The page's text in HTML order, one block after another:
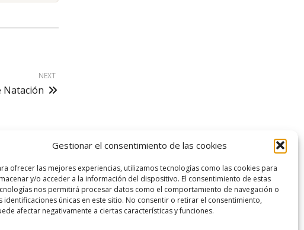
Gestionar el consentimiento de las cookies
ofrecer las mejores experiencias, utilizamos tecnologías como las cookies para
y/o acceder a la información del dispositivo. El consentimiento de estas
nos permitirá procesar datos como el comportamiento de navegación o
identificaciones únicas en este sitio. No consentir o retirar el consentimiento,
afectar negativamente a ciertas características y funciones.
NEXT
Natación
logo SID